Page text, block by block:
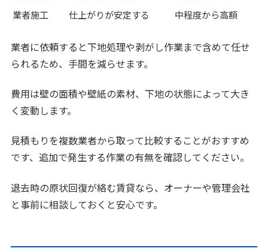
業者施工
仕上がりが安定する 中程度から高額
業者に依頼すると下地処理や剥がし作業まで含めて任せ
られるため、手間を減らせます。
費用は壁の面積や壁紙の素材、下地の状態によって大き
く変動します。
見積もりを複数業者から取って比較することがおすすめ
です、追加で発生する作業の有無を確認してください。
退去時の原状回復が絡む賃貸なら、オーナーや管理会社
と事前に相談しておくと安心です。